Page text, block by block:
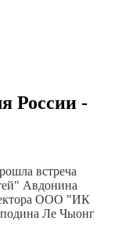
России -
встреча
Авдонина
ООО "ИК
Ле Чыонг